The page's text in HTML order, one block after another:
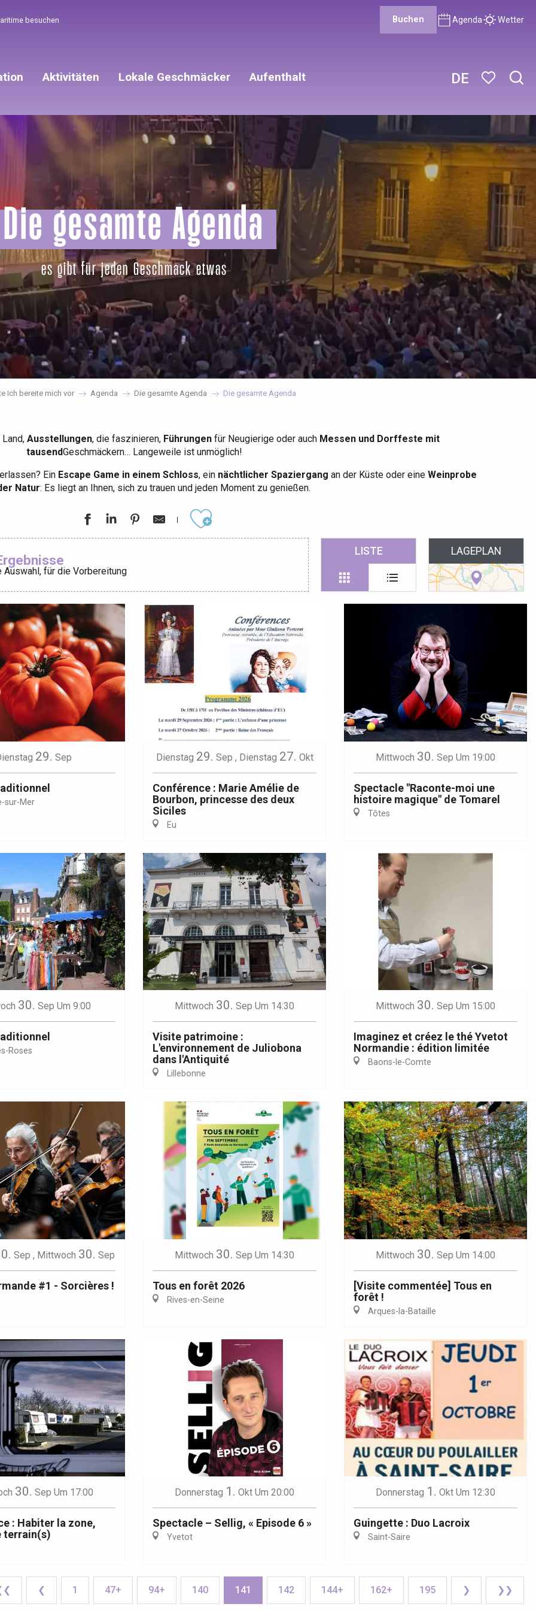
DE
besuchen Buchen Agenda Wetter
Lille 2h30
Bresle
Aktivitäten Lokale Geschmäcker Aufenthalt
Die gesamte Agenda
es gibt für jeden Geschmack etwas
Ich bereite mich vor Agenda Die gesamte Agenda Die gesamte Agenda
Ausstellungen, die faszinieren, Führungenfür Neugierige oder auch Messen und Dorffeste mit
tausendGeschmäckern… Langeweile ist unmöglich!
Ein Escape Game in einem Schloss, ein nächtlicher Spaziergang an der Küste oder eine Weinprobe
Natur: Es liegt an Ihnen, sich zu trauen und jeden Moment zu genießen.
Ajouter aux favoris
Auswahl, für die Vorbereitung
LISTE LAGEPLAN
29. Sep
sur-Mer
Dienstag 29. Sep , Dienstag 27. Okt
Conférence : Marie Amélie de
Bourbon, princesse des deux
Siciles
Eu
Mittwoch 30. Sep Um 19:00
Spectacle "Raconte-moi une
histoire magique" de Tomarel
Tôtes
30. Sep Um 9:00
Roses
Mittwoch 30. Sep Um 14:30
Visite patrimoine :
L'environnement de Juliobona
dans l'Antiquité
Lillebonne
Mittwoch 30. Sep Um 15:00
Imaginez et créez le thé Yvetot
Normandie : édition limitée
Baons-le-Comte
Sep , Mittwoch 30. Sep
#1 - Sorcières !
Mittwoch 30. Sep Um 14:30
Tous en forêt 2026
Rives-en-Seine
Mittwoch 30. Sep Um 14:00
[Visite commentée] Tous en
forêt !
Arques-la-Bataille
30. Sep Um 17:00
: Habiter la zone,
terrain(s)
Donnerstag 1. Okt Um 20:00
Spectacle – Sellig, « Episode 6 »
Yvetot
Donnerstag 1. Okt Um 12:30
Guingette : Duo Lacroix
Saint-Saire
❮ 1 47+ 94+ 140 141 142 144+ 162+ 195 ❯ ❯❯